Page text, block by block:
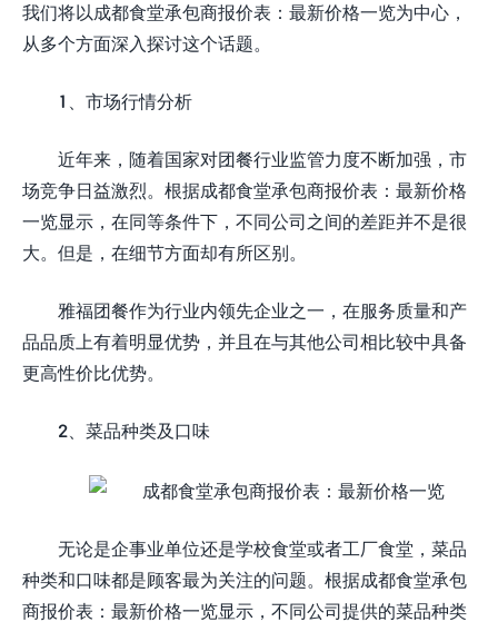
我们将以成都食堂承包商报价表：最新价格一览为中心，
从多个方面深入探讨这个话题。
1、市场行情分析
近年来，随着国家对团餐行业监管力度不断加强，市
场竞争日益激烈。根据成都食堂承包商报价表：最新价格
一览显示，在同等条件下，不同公司之间的差距并不是很
大。但是，在细节方面却有所区别。
雅福团餐作为行业内领先企业之一，在服务质量和产
品品质上有着明显优势，并且在与其他公司相比较中具备
更高性价比优势。
2、菜品种类及口味
无论是企事业单位还是学校食堂或者工厂食堂，菜品
种类和口味都是顾客最为关注的问题。根据成都食堂承包
商报价表：最新价格一览显示，不同公司提供的菜品种类